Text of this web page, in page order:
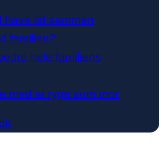
have tid sammen
familien?
hele familiens
med at ryge som mor